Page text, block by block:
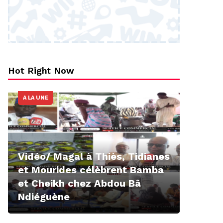
Hot Right Now
A LA UNE
Vidéo/ Magal à Thiès, Tidianes
et Mourides célèbrent Bamba
et Cheikh chez Abdou Bâ
Ndiéguène